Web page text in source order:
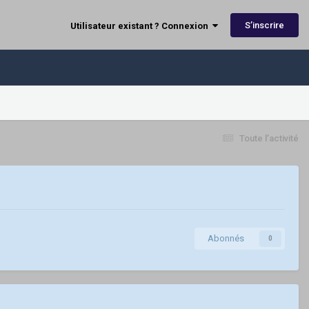
Utilisateur existant ? Connexion S’inscrire
Toute l’activité
Abonnés 0